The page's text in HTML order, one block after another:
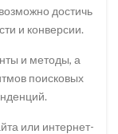
достичь
и конверсии.
и методы, а
поисковых
или интернет-